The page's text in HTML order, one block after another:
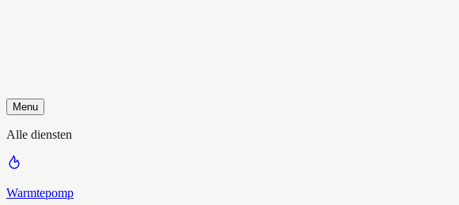
Menu
Alle diensten
Warmtepomp